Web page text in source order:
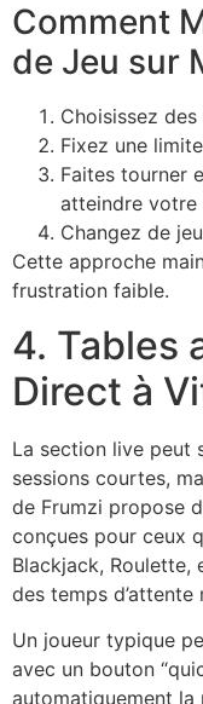
Comment
de Jeu sur
Choisissez
Fixez une
Faites tourner
atteindre votre
Changez de
Cette approche
frustration faible.
4. Tables
Direct à
La section live peut
sessions courtes,
de Frumzi propose
conçues pour ceux
Blackjack, Roulette,
des temps d’attente
Un joueur typique
avec un bouton
automatiquement la